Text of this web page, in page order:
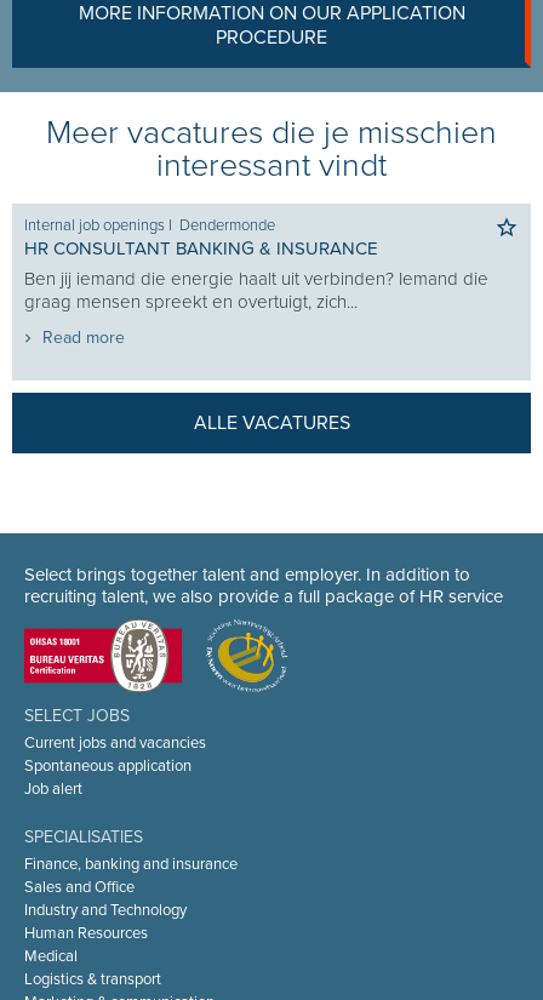
MORE INFORMATION ON OUR APPLICATION
PROCEDURE
Meer vacatures die je misschien
interessant vindt
Internal job openings I Dendermonde
HR CONSULTANT BANKING & INSURANCE
Ben jij iemand die energie haalt uit verbinden? Iemand die
graag mensen spreekt en overtuigt, zich...
Read more
ALLE VACATURES
Select brings together talent and employer. In addition to
recruiting talent, we also provide a full package of HR service
SELECT JOBS
Current jobs and vacancies
Spontaneous application
Job alert
SPECIALISATIES
Finance, banking and insurance
Sales and Office
Industry and Technology
Human Resources
Medical
Logistics & transport